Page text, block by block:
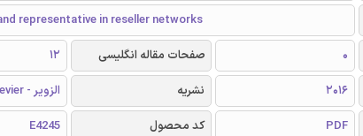
representative in reseller networks
0 صفحات مقاله انگلیسی
12
2016 نشریه
الزویر - Elsevier
PDF کد محصول
E4245